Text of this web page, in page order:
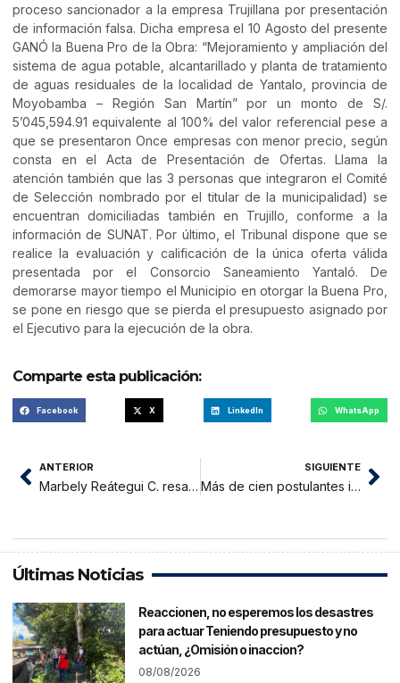
proceso sancionador a la empresa Trujillana por presentación
de información falsa. Dicha empresa el 10 Agosto del presente
GANÓ la Buena Pro de la Obra: “Mejoramiento y ampliación del
sistema de agua potable, alcantarillado y planta de tratamiento
de aguas residuales de la localidad de Yantalo, provincia de
Moyobamba – Región San Martín” por un monto de S/.
5’045,594.91 equivalente al 100% del valor referencial pese a
que se presentaron Once empresas con menor precio, según
consta en el Acta de Presentación de Ofertas. Llama la
atención también que las 3 personas que integraron el Comité
de Selección nombrado por el titular de la municipalidad) se
encuentran domiciliadas también en Trujillo, conforme a la
información de SUNAT. Por último, el Tribunal dispone que se
realice la evaluación y calificación de la única oferta válida
presentada por el Consorcio Saneamiento Yantaló. De
demorarse mayor tiempo el Municipio en otorgar la Buena Pro,
se pone en riesgo que se pierda el presupuesto asignado por
el Ejecutivo para la ejecución de la obra.
Comparte esta publicación:
Facebook X LinkedIn WhatsApp
ANTERIOR
Marbely Reátegui C. resaltó labor social desarrollada durante su gestión en Prefectura
SIGUIENTE
Más de cien postulantes ingresarán a la UNSM por el CPU
Últimas Noticias
Reaccionen, no esperemos los desastres
para actuar Teniendo presupuesto y no
actúan, ¿Omisión o inaccion?
08/08/2026